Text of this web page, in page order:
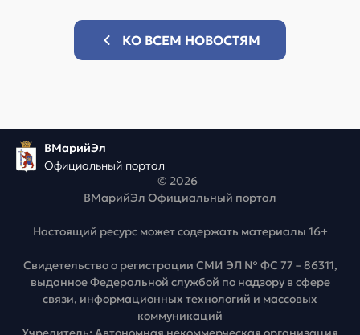
КО ВСЕМ НОВОСТЯМ
ВМарийЭл
Официальный портал
© 2026
ВМарийЭл Официальный портал
Настоящий ресурс может содержать материалы 16+
Свидетельство о регистрации СМИ ЭЛ № ФС 77 – 86311,
выданное Федеральной службой по надзору в сфере
связи, информационных технологий и массовых
коммуникаций